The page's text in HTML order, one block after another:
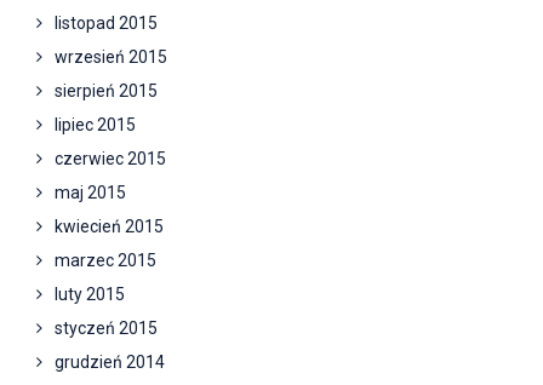
listopad 2015
wrzesień 2015
sierpień 2015
lipiec 2015
czerwiec 2015
maj 2015
kwiecień 2015
marzec 2015
luty 2015
styczeń 2015
grudzień 2014